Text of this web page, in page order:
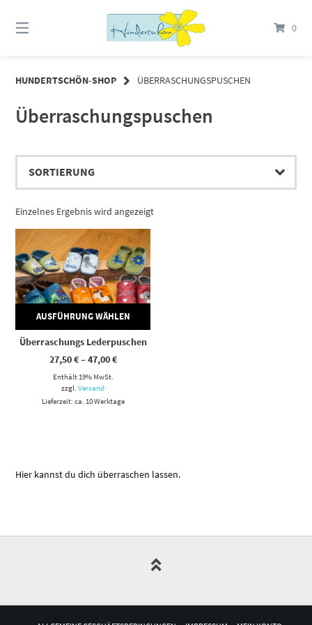
zum
Inhalt
0
HUNDERTSCHÖN-SHOP ÜBERRASCHUNGSPUSCHEN
Überraschungspuschen
Einzelnes Ergebnis wird angezeigt
AUSFÜHRUNG WÄHLEN
Dieses Produkt weist mehrere Varianten auf. Die Optionen können auf der Produktseite gewählt werden
Überraschungs Lederpuschen
27,50€–47,00€Preisspanne:
Enthält 19% MwSt.
zzgl.Versand
Lieferzeit: ca. 10 Werktage
Hier kannst du dich überraschen lassen.